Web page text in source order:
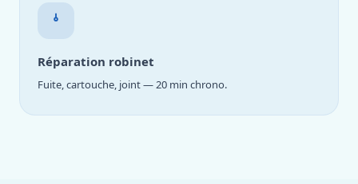
Réparation robinet
Fuite, cartouche, joint — 20 min chrono.